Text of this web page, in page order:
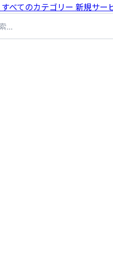
すべてのカテゴリー 新規サー